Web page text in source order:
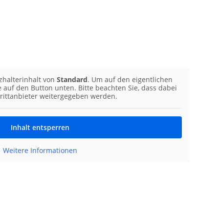
von Standard. Um auf den eigentlichen
den Button unten. Bitte beachten Sie, dass dabei
weitergegeben werden.
Inhalt entsperren
Weitere Informationen